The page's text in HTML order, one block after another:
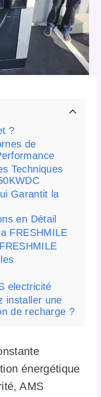
?
de
Techniques
Garantit la
en Détail
FRESHMILE
electricité
installer une
de recharge ?
énergétique
AMS